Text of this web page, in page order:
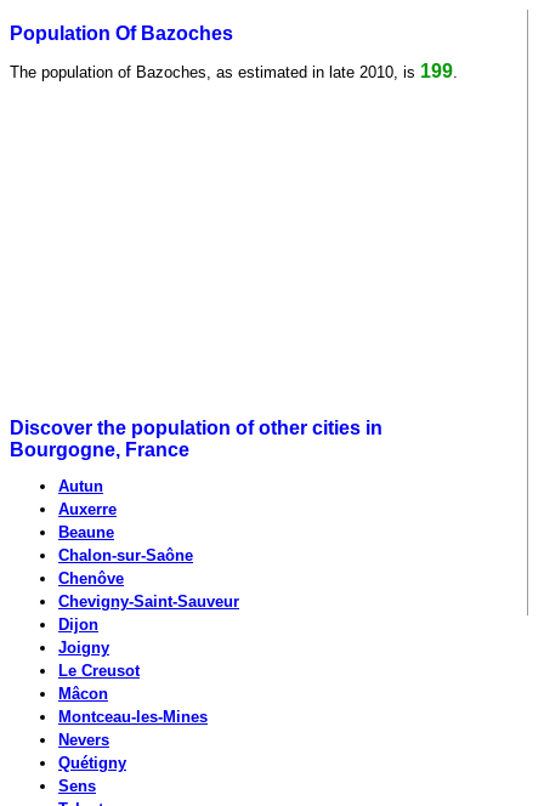
Population Of Bazoches
The population of Bazoches, as estimated in late 2010, is 199
Discover the population of other cities in
Bourgogne, France
Autun
Auxerre
Beaune
Chalon-sur-Saône
Chenôve
Chevigny-Saint-Sauveur
Dijon
Joigny
Le Creusot
Mâcon
Montceau-les-Mines
Nevers
Quétigny
Sens